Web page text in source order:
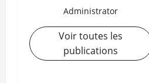
Administrator
Voir toutes les
publications